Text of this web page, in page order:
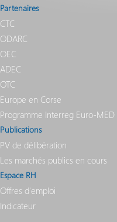
Partenaires
CTC
ODARC
OEC
ADEC
OTC
Europe en Corse
Programme Interreg Euro-MED
Publications
PV de délibération
Les marchés publics en cours
Espace RH
Offres d'emploi
Indicateur